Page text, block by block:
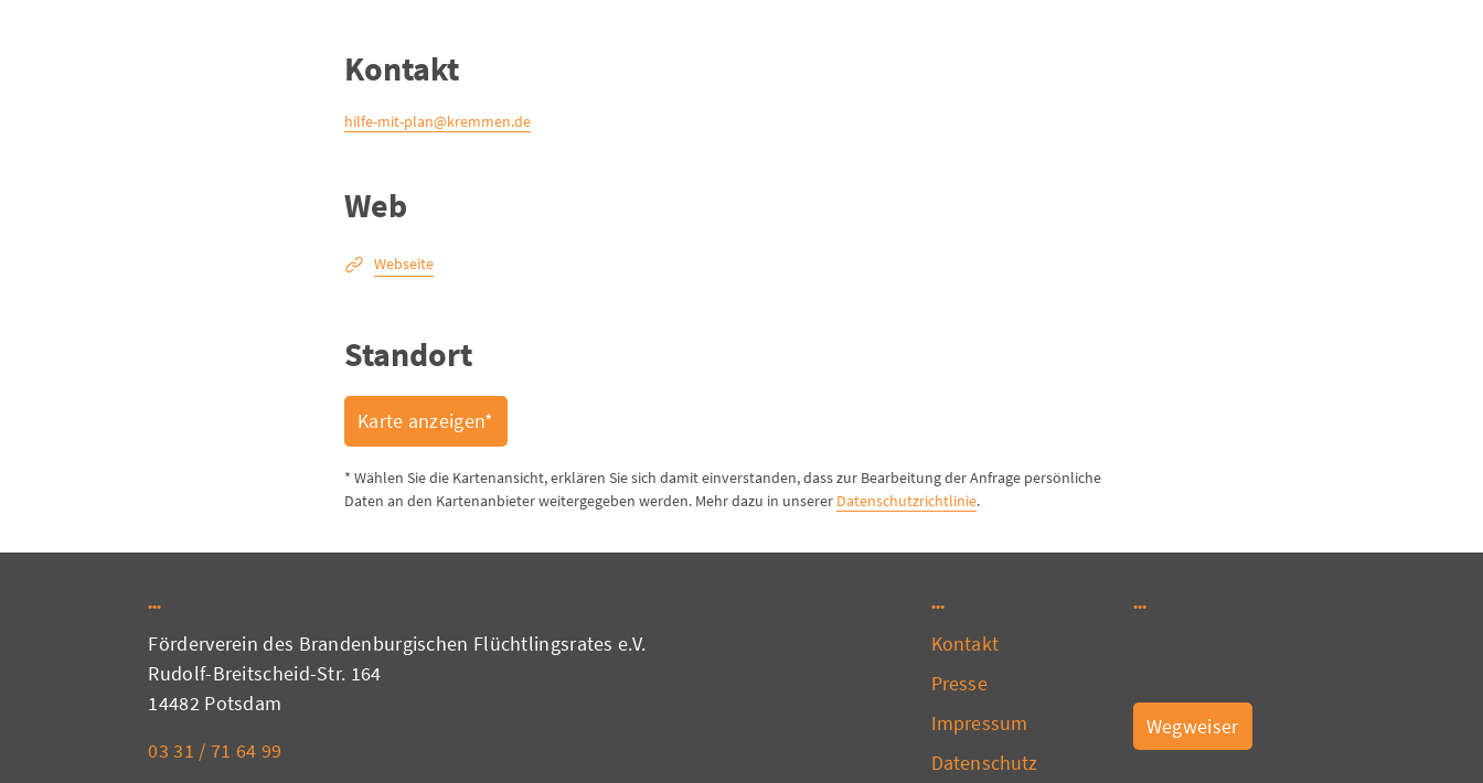
Kontakt
hilfe-mit-plan@kremmen.de
Web
Webseite
Standort
Karte anzeigen*
* Wählen Sie die Kartenansicht, erklären Sie sich damit einverstanden, dass zur Bearbeitung der Anfrage persönliche
Daten an den Kartenanbieter weitergegeben werden. Mehr dazu in unserer Datenschutzrichtlinie.
Förderverein des Brandenburgischen Flüchtlingsrates e.V.
Rudolf-Breitscheid-Str. 164
14482 Potsdam
03 31 / 71 64 99
Kontakt
Presse
Impressum
Datenschutz
Wegweiser